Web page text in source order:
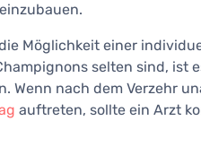
Möglichkeit einer
selten sind, ist
Wenn nach dem Verzehr
auftreten, sollte ein Arzt